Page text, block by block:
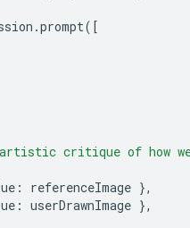
.prompt([
critique of how
: referenceImage },
: userDrawnImage },